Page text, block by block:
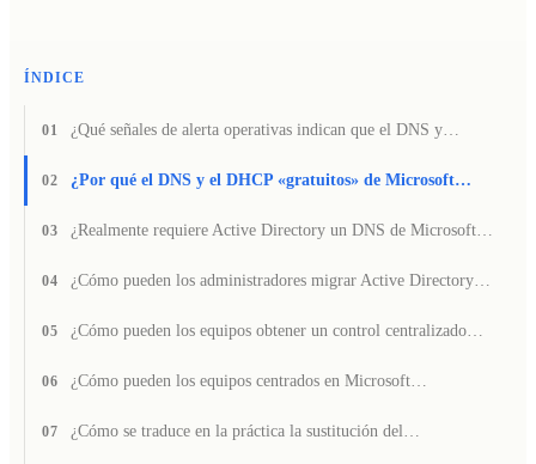
ÍNDICE
01 ¿Qué señales de alerta operativas indican que el DNS y…
02 ¿Por qué el DNS y el DHCP «gratuitos» de Microsoft…
03 ¿Realmente requiere Active Directory un DNS de Microsoft…
04 ¿Cómo pueden los administradores migrar Active Directory…
05 ¿Cómo pueden los equipos obtener un control centralizado…
06 ¿Cómo pueden los equipos centrados en Microsoft…
07 ¿Cómo se traduce en la práctica la sustitución del…